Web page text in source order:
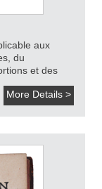
aux
du
et des
More Details >